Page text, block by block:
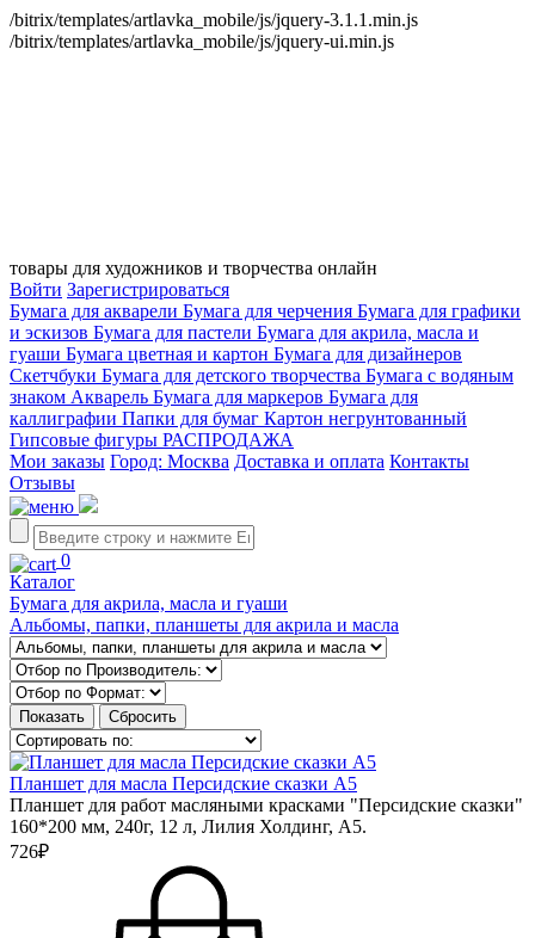
/bitrix/templates/artlavka_mobile/js/jquery-3.1.1.min.js
/bitrix/templates/artlavka_mobile/js/jquery-ui.min.js
товары для художников и творчества онлайн
Войти Зарегистрироваться
Бумага для акварели Бумага для черчения Бумага для графики
и эскизов Бумага для пастели Бумага для акрила, масла и
гуаши Бумага цветная и картон Бумага для дизайнеров
Скетчбуки Бумага для детского творчества Бумага с водяным
знаком Акварель Бумага для маркеров Бумага для
каллиграфии Папки для бумаг Картон негрунтованный
Гипсовые фигуры РАСПРОДАЖА
Мои заказы Город: Москва Доставка и оплата Контакты
Отзывы
0
Каталог
Бумага для акрила, масла и гуаши
Альбомы, папки, планшеты для акрила и масла
Планшет для масла Персидские сказки А5
Планшет для работ масляными красками "Персидские сказки"
160*200 мм, 240г, 12 л, Лилия Холдинг, А5.
726₽